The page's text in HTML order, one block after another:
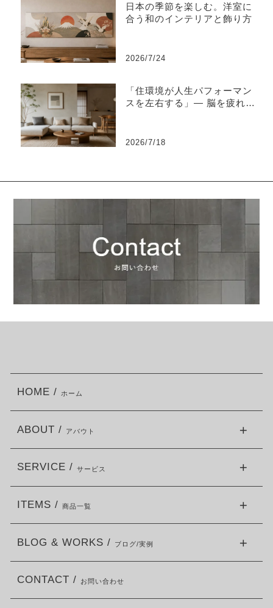
日本の季節を楽しむ。洋室に
合う和のインテリアと飾り方
2026/7/24
「住環境が人生パフォーマン
スを左右する」― 脳を疲れさ
2026/7/18
HOME / ホーム
ABOUT / アバウト
SERVICE / サービス
ITEMS / 商品一覧
BLOG & WORKS / ブログ/実例
CONTACT / お問い合わせ